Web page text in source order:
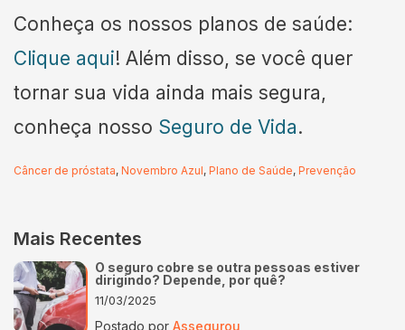
Conheça os nossos planos de saúde:
Clique aqui! Além disso, se você quer
tornar sua vida ainda mais segura,
conheça nosso Seguro de Vida.
Câncer de próstata, Novembro Azul, Plano de Saúde, Prevenção
Mais Recentes
O seguro cobre se outra pessoas estiver
dirigindo? Depende, por quê?
11/03/2025
Postado por Assegurou